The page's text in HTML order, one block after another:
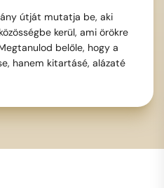
útját mutatja be, aki
kerül, ami örökre
belőle, hogy a
hanem kitartásé, alázaté